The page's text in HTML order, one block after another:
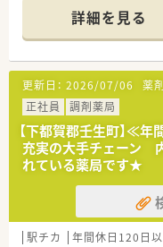
■主な応需科目は
40枚ほどの処方箋
す。
■薬剤師は1名から
タッフが患者様一
実践しています。
【勤務実態について】
■月平均の残業時間
のプライベートな
き続けられます。
■残業代は1分単位
り、サービス残業
ています。
■有給休暇は入社時
詳細を見る
更新日： 2026/07/06 薬
正社員
調剤薬局
【下都賀郡壬生町】≪
充実の大手チェーン
れている薬局です★
駅チカ 年間休日120日